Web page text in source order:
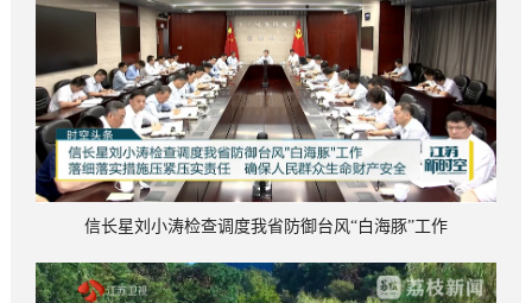
信长星刘小涛检查调度我省防御台风“白海豚”工作